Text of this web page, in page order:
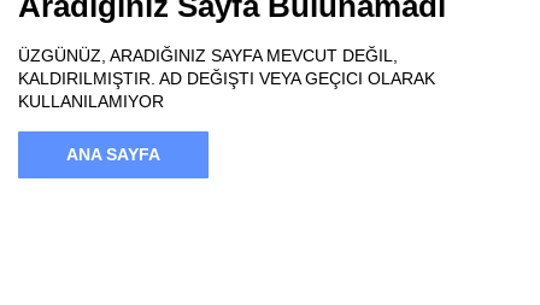
ÜZGÜNÜZ, ARADIĞINIZ SAYFA MEVCUT DEĞIL,
KALDIRILMIŞTIR. AD DEĞIŞTI VEYA GEÇICI OLARAK
KULLANILAMIYOR
ANA SAYFA